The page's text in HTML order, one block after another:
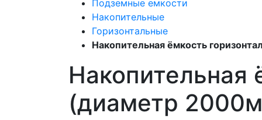
Подземные емкости
Накопительные
Горизонтальные
Накопительная ёмкость
Накопительная
(диаметр